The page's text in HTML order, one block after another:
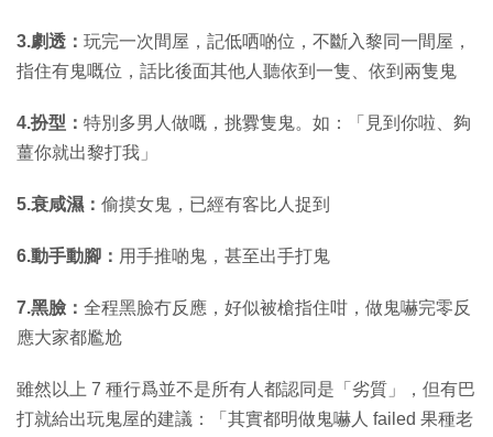
3.劇透： 玩完一次間屋，記低哂啲位，不斷入黎同一間屋，
指住有鬼嘅位，話比後面其他人聽依到一隻、依到兩隻鬼
4.扮型： 特別多男人做嘅，挑釁隻鬼。如：「見到你啦、夠
薑你就出黎打我」
5.衰咸濕： 偷摸女鬼，已經有客比人捉到
6.動手動腳： 用手推啲鬼，甚至出手打鬼
7.黑臉： 全程黑臉冇反應，好似被槍指住咁，做鬼嚇完零反
應大家都尷尬
雖然以上 7 種行爲並不是所有人都認同是「劣質」，但有巴
打就給出玩鬼屋的建議：「其實都明做鬼嚇人 failed 果種老